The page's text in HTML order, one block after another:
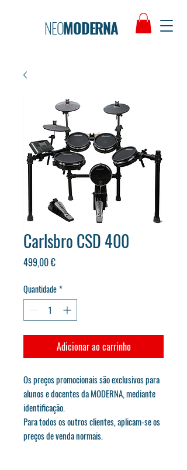
NEOMODERNA
Carlsbro CSD 400
499,00 €Preço
Quantidade*
Adicionar ao carrinho
Os preços promocionais são exclusivos para
alunos e docentes da MODERNA, mediante
identificação.
Para todos os outros clientes, aplicam-se os
preços de venda normais.